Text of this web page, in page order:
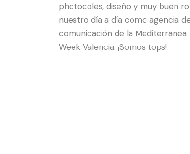
photocoles, diseño y muy buen
nuestro día a día como agencia de
comunicación de la Mediterránea
Week Valencia. ¡Somos tops!